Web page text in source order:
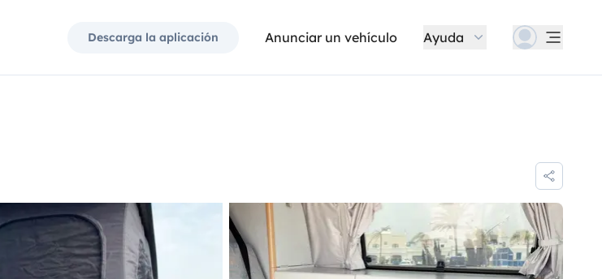
Descarga la aplicación Anunciar un vehículo Ayuda